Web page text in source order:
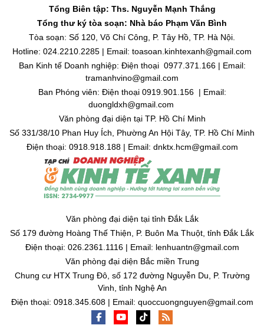
Tổng Biên tập: Ths. Nguyễn Mạnh Thắng
Tổng thư ký tòa soạn: Nhà báo Phạm Văn Bình
Tòa soạn: Số 120, Võ Chí Công, P. Tây Hồ, TP. Hà Nội.
Hotline: 024.2210.2285 | Email: toasoan.kinhtexanh@gmail.com
Ban Kinh tế Doanh nghiệp: Điện thoại 0977.371.166 | Email:
tramanhvino@gmail.com
Ban Phóng viên: Điện thoại 0919.901.156 | Email:
duongldxh@gmail.com
Văn phòng đại diện tại TP. Hồ Chí Minh
Số 331/38/10 Phan Huy Ích, Phường An Hội Tây, TP. Hồ Chí Minh
Điện thoại: 0918.918.188 | Email: dnktx.hcm@gmail.com
Văn phòng đại diện tại tỉnh Đắk Lắk
Số 179 đường Hoàng Thế Thiện, P. Buôn Ma Thuột, tỉnh Đắk Lắk
Điện thoại: 026.2361.1116 | Email: lenhuantn@gmail.com
Văn phòng đại diện Bắc miền Trung
Chung cư HTX Trung Đô, số 172 đường Nguyễn Du, P. Trường
Vinh, tỉnh Nghệ An
Điện thoại: 0918.345.608 | Email: quoccuongnguyen@gmail.com